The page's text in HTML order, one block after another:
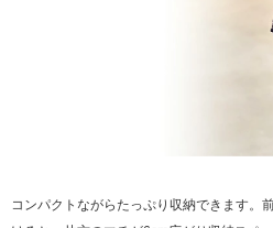
コンパクトながらたっぷり収納できます。